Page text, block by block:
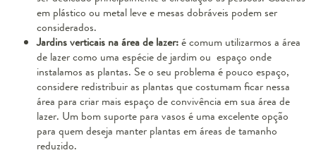
em plástico ou metal leve e mesas dobráveis podem ser
considerados.
Jardins verticais na área de lazer:é comum utilizarmos a área
de lazer como uma espécie de jardim ou espaço onde
instalamos as plantas. Se o seu problema é pouco espaço,
considere redistribuir as plantas que costumam ficar nessa
área para criar mais espaço de convivência em sua área de
lazer. Um bom suporte para vasos é uma excelente opção
para quem deseja manter plantas em áreas de tamanho
reduzido.